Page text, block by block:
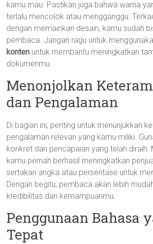
kamu mau. Pastikan juga bahwa warna
terlalu mencolok atau mengganggu.
dengan memainkan desain, kamu sudah
pembaca. Jangan ragu untuk
konten untuk membantu meningkatkan
dokumenmu.
Menonjolkan
dan Pengalaman
Di bagian ini, penting untuk menunjukkan
pengalaman relevan yang kamu miliki.
konkret dan pencapaian yang telah diraih.
kamu pernah berhasil meningkatkan
sertakan angka atau persentase untuk
Dengan begitu, pembaca akan lebih
kredibilitas dan kemampuanmu.
Penggunaan Bahasa
Tepat